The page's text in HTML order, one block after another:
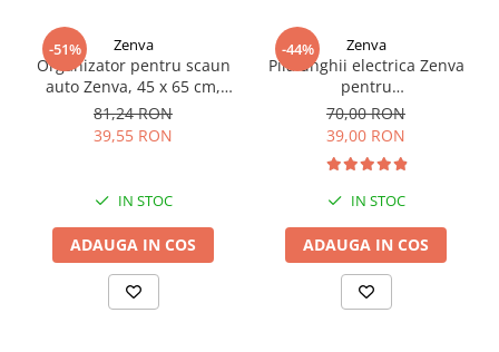
-51% Zenva
Organizator pentru scaun
auto Zenva, 45 x 65 cm,
Suport Tableta,
Impermeabil, Negru,
Protectie Scaun Auto,
81,24 RON
39,55 RON
IN STOC
ADAUGA IN COS
-44% Zenva
Pila unghii electrica Zenva
pentru
bebelusi/copii/adulti, 6
capete de schimb, verde
70,00 RON
39,00 RON
IN STOC
ADAUGA IN COS